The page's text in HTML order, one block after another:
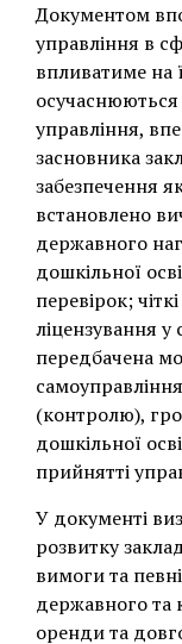
Документом
управління в
впливатиме на
управління,
засновника
забезпечення
встановлено
державного
дошкільної
перевірок;
ліцензування у
передбачена
(контролю),
дошкільної
прийнятті
У документі
розвитку
вимоги та
державного та
оренди та